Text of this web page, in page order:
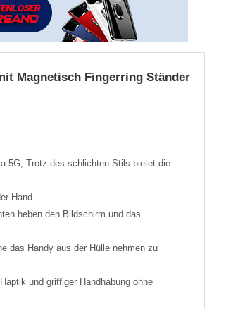
Magnetisch Fingerring Ständer
5G, Trotz des schlichten Stils bietet die
Hand.
heben den Bildschirm und das
das Handy aus der Hülle nehmen zu
und griffiger Handhabung ohne